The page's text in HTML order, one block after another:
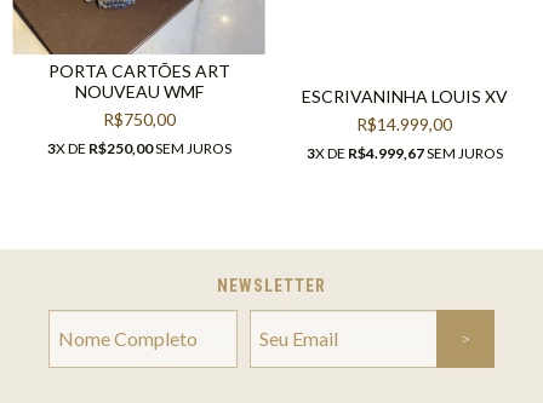
PORTA CARTÕES ART
NOUVEAU WMF
R$750,00
3X DE R$250,00SEM JUROS
ESCRIVANINHA LOUIS XV
R$14.999,00
3X DE R$4.999,67SEM JUROS
NEWSLETTER